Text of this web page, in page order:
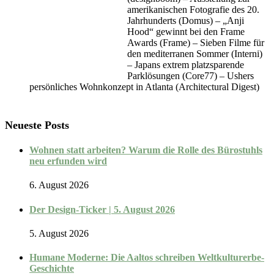
amerikanischen Fotografie des 20.
Jahrhunderts (Domus) – „Anji
Hood“ gewinnt bei den Frame
Awards (Frame) – Sieben Filme für
den mediterranen Sommer (Interni)
– Japans extrem platzsparende
Parklösungen (Core77) – Ushers
persönliches Wohnkonzept in Atlanta (Architectural Digest)
Neueste Posts
Wohnen statt arbeiten? Warum die Rolle des Bürostuhls
neu erfunden wird
6. August 2026
Der Design-Ticker | 5. August 2026
5. August 2026
Humane Moderne: Die Aaltos schreiben Weltkulturerbe-
Geschichte